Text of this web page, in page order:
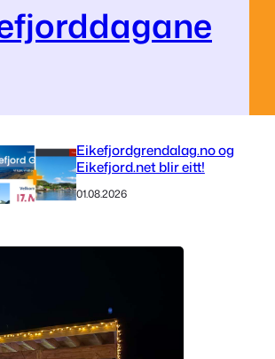
Eikefjordgrendalag.no og
Eikefjord.net blir eitt!
01.08.2026